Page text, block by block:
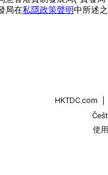
局在私隱政策聲明中所述
HKTDC.com
使